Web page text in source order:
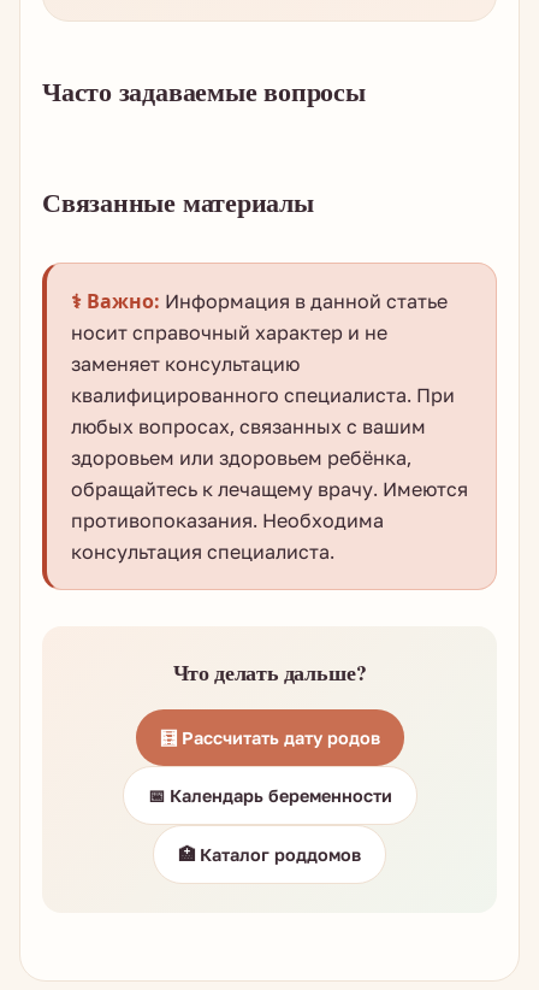
Часто задаваемые вопросы
Связанные материалы
⚕️ Важно: Информация в данной статье
носит справочный характер и не
заменяет консультацию
квалифицированного специалиста. При
любых вопросах, связанных с вашим
здоровьем или здоровьем ребёнка,
обращайтесь к лечащему врачу. Имеются
противопоказания. Необходима
консультация специалиста.
Что делать дальше?
🧮 Рассчитать дату родов
📅 Календарь беременности
🏥 Каталог роддомов